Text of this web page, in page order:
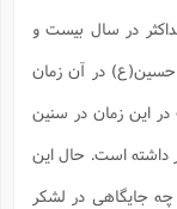
در سال بیست و
در آن زمان
در این زمان در سنین
داشته است. حال این
جایگاهی در لشکر